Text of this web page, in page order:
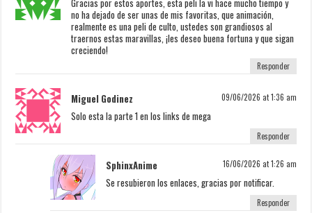
no ha dejado de ser unas de mis favoritas, que animación,
realmente es una peli de culto, ustedes son grandiosos al
traernos estas maravillas, ¡les deseo buena fortuna y que sigan
creciendo!
Responder
Miguel Godinez 09/06/2026 at 1:36 am
Solo esta la parte 1 en los links de mega
Responder
SphinxAnime 16/06/2026 at 1:26 am
Se resubieron los enlaces, gracias por notificar.
Responder